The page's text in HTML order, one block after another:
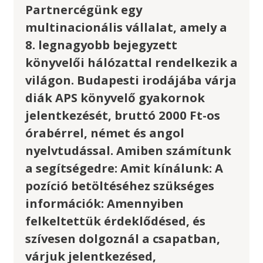
Partnercégünk egy
multinacionális vállalat, amely a
8. legnagyobb bejegyzett
könyvelői hálózattal rendelkezik a
világon. Budapesti irodájába várja
diák APS könyvelő gyakornok
jelentkezését, bruttó 2000 Ft-os
órabérrel, német és angol
nyelvtudással. Amiben számítunk
a segítségedre: Amit kínálunk: A
pozíció betöltéséhez szükséges
információk: Amennyiben
felkeltettük érdeklődésed, és
szívesen dolgoznál a csapatban,
várjuk jelentkezésed,